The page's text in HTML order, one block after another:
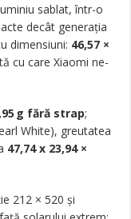
sablat, într-o
decât generația
dimensiuni: 46,57 ×
cu care Xiaomi ne-
g fără strap;
White), greutatea
47,74 x 23,94 ×
212 × 520 și